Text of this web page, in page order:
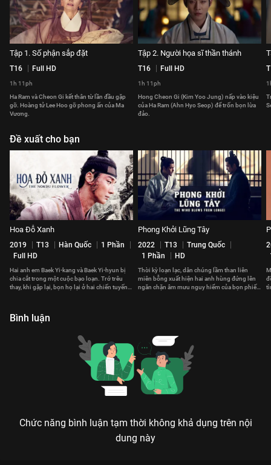
Tập 1. Số phận sắp đặt
T16 Full HD
1h 11ph
Ha Ram và Cheon Gi kết thân từ lần đầu gặp
gỡ. Hoàng tử Lee Hoo gỡ phong ấn của Ma
Vương.
Tập 2. Người họa sĩ thần thánh
T16 Full HD
1h 11ph
Hong Cheon Gi (Kim Yoo Jung) nấp vào kiệu
của Ha Ram (Ahn Hyo Seop) để trốn bọn lừa
đảo.
Đề xuất cho bạn
Hoa Đỗ Xanh
2019 T13 Hàn Quốc
1 Phần
Full HD
Hai anh em Baek Yi-kang và Baek Yi-hyun bị
chia cắt trong một cuộc bạo loạn. Trớ trêu
thay, khi gặp lại, bọn họ lại ở hai chiến tuyến
Phong Khởi Lũng Tây
2022 T13
Trung Quốc
1 Phần
HD
Thời kỳ loạn lạc, dân chúng lầm than liên
miên bỗng xuất hiện hai anh hùng đứng lên
ngăn chặn âm mưu nguy hiểm của bọn phiến
Bình luận
Chức năng bình luận tạm thời không khả dụng trên nội
dung này